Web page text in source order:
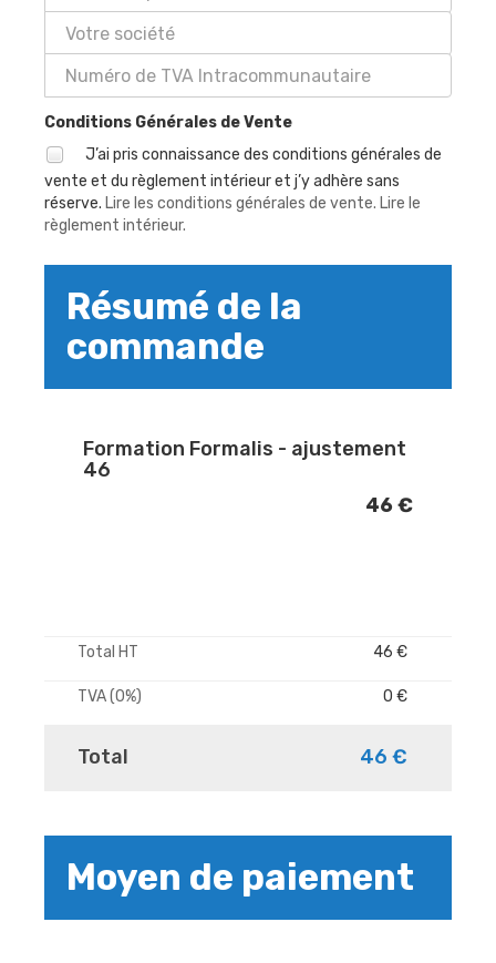
Conditions Générales de Vente
J’ai pris connaissance des conditions générales de
vente et du règlement intérieur et j’y adhère sans
réserve. Lire les conditions générales de vente. Lire le
règlement intérieur.
Résumé de la
commande
Formation Formalis - ajustement
46
46 €
Total HT 46 €
TVA (0%) 0 €
Total 46 €
Moyen de paiement